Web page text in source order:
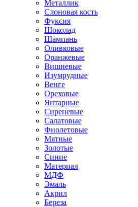
Металлик
Слоновая кость
Фуксия
Шоколад
Шампань
Оливковые
Оранжевые
Вишневые
Изумрудные
Венге
Ореховые
Янтарные
Сиреневые
Салатовые
Фиолетовые
Мятные
Золотые
Синие
Материал
МДФ
Эмаль
Акрил
Береза